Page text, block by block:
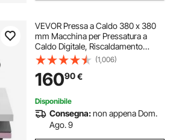
VEVOR Pressa a Caldo 380 x 380
mm Macchina per Pressatura a
Caldo Digitale, Riscaldamento
Rapido Uniforme, Cotone Isolante a
2 Strati, Macchina per
Trasferimento Termico per
Magliette/Cuscini, Rosa
(1,006)
16090€
Disponibile
Consegna:non appena Dom.
Ago. 9